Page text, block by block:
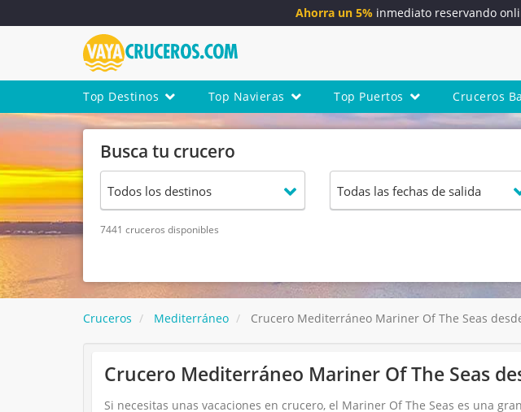
Ahorra un 5% inmediato reservando
Top Destinos Top Navieras Top Puertos Cruceros
Busca tu crucero
7441 cruceros disponibles
Cruceros Mediterráneo Crucero Mediterráneo Mariner Of The Seas
Crucero Mediterráneo Mariner Of The Seas
Si necesitas unas vacaciones en crucero, el Mariner Of The Seas es una